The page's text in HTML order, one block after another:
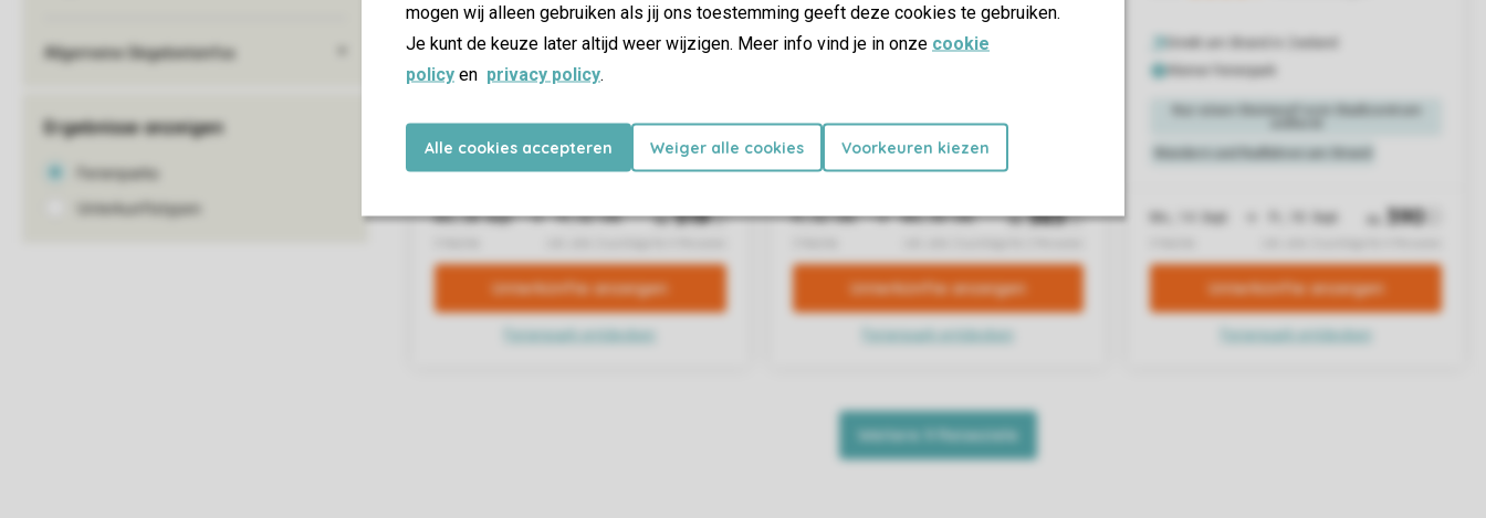
mogen wij alleen gebruiken als jij ons toestemming geeft deze cookies te gebruiken.
Je kunt de keuze later altijd weer wijzigen. Meer info vind je in onze cookie
policy en privacy policy.
Alle cookies accepteren Weiger alle cookies Voorkeuren kiezen